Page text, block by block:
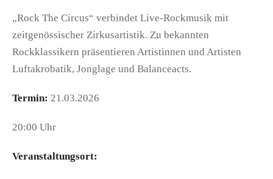
„Rock The Circus“ verbindet Live-Rockmusik mit
zeitgenössischer Zirkusartistik. Zu bekannten
Rockklassikern präsentieren Artistinnen und Artisten
Luftakrobatik, Jonglage und Balanceacts.
Termin: 21.03.2026
20:00 Uhr
Veranstaltungsort: